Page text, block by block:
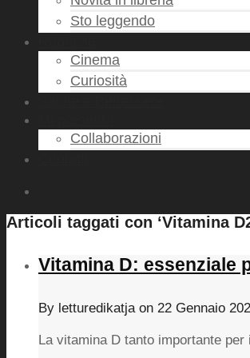
Sto leggendo
Cinema
Curiosità
Collaborazioni
Articoli taggati con ‘Vitamina
Vitamina D: essenziale
By letturedikatjaon 22 Gennaio
La vitamina D tanto importante